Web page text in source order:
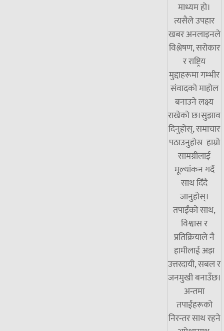
माध्यम हो।
त्यसैले उपहार
खबर अनलाइनले
विश्लेषण, सरोकार
र राष्ट्रिय
मुद्दाहरूमा गम्भीर
संवादको माहोल
बनाउने लक्ष्य
राखेको छ।सुझाव
दिनुहोस्, समाचार
पठाउनुहोस्र हाम्रो
सामग्रीलाई
मूल्यांकन गर्दै
साथ दिँदै
जानुहोस्।
तपाईंको साथ,
विश्वास र
प्रतिक्रियाले नै
हामीलाई अझ
उत्तरदायी, सबल र
जनमुखी बनाउँछ।
अन्तमा
तपाईंहरूको
निरन्तर साथ रहने